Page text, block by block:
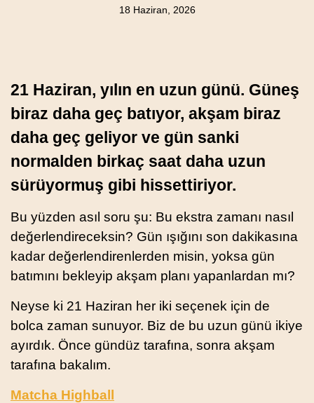
18 Haziran, 2026
21 Haziran, yılın en uzun günü. Güneş
biraz daha geç batıyor, akşam biraz
daha geç geliyor ve gün sanki
normalden birkaç saat daha uzun
sürüyormuş gibi hissettiriyor.
Bu yüzden asıl soru şu: Bu ekstra zamanı nasıl
değerlendireceksin? Gün ışığını son dakikasına
kadar değerlendirenlerden misin, yoksa gün
batımını bekleyip akşam planı yapanlardan mı?
Neyse ki 21 Haziran her iki seçenek için de
bolca zaman sunuyor. Biz de bu uzun günü ikiye
ayırdık. Önce gündüz tarafına, sonra akşam
tarafına bakalım.
Matcha Highball